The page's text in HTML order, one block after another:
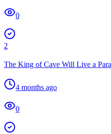
0
2
The King of Cave Will Live a
4 months ago
0